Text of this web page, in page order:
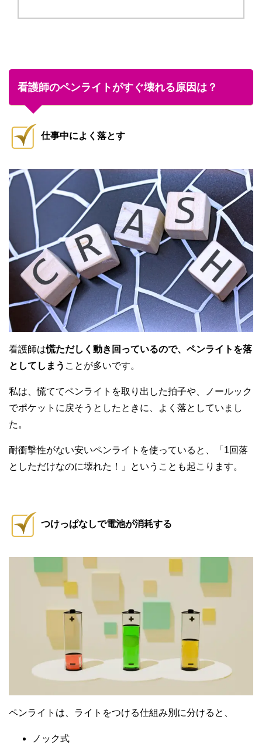
看護師のペンライトがすぐ壊れる原因は？
仕事中によく落とす
看護師は慌ただしく動き回っているので、ペンライトを落
としてしまう ことが多いです。
私は、慌ててペンライトを取り出した拍子や、ノールック
でポケットに戻そうとしたときに、よく落としていまし
た。
耐衝撃性がない安いペンライトを使っていると、「1回落
としただけなのに壊れた！」ということも起こります。
つけっぱなしで電池が消耗する
ペンライトは、ライトをつける仕組み別に分けると、
ノック式